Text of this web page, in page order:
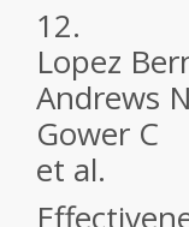
12.
Lopez
Andrews N
Gower C
et al.